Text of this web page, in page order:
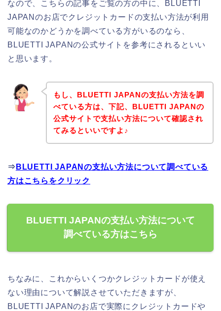
なので、こちらの記事をご覧の方の中に、BLUETTI
JAPANのお店でクレジットカードの支払い方法が利用
可能なのかどうかを調べている方がいるのなら、
BLUETTI JAPANの公式サイトを参考にされるといい
と思います。
もし、BLUETTI JAPANの支払い方法を調
べている方は、下記、BLUETTI JAPANの
公式サイトで支払い方法について確認され
てみるといいですよ♪
⇒ BLUETTI JAPANの支払い方法について調べている
方はこちらをクリック
BLUETTI JAPANの支払い方法について
調べている方はこちら
ちなみに、これからいくつかクレジットカードが使え
ない理由について解説させていただきますが、
BLUETTI JAPANのお店で実際にクレジットカードや